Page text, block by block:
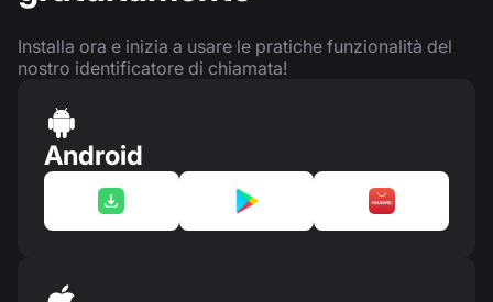
Installa ora e inizia a usare le pratiche funzionalità del
nostro identificatore di chiamata!
Android